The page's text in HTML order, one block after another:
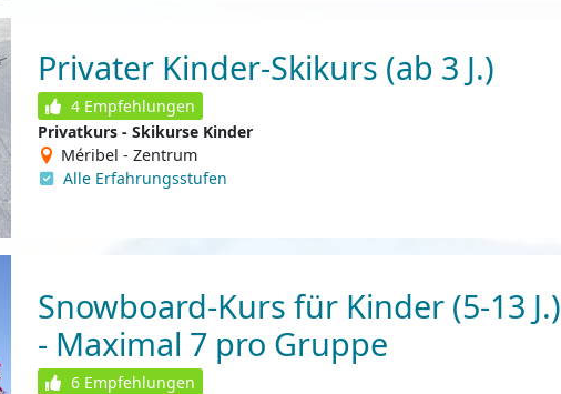
Privater Kinder-Skikurs (ab 3 J.)
4Empfehlungen
Privatkurs - Skikurse Kinder
Méribel - Zentrum
Alle Erfahrungsstufen
Snowboard-Kurs für Kinder (5-13 J.)
- Maximal 7 pro Gruppe
6Empfehlungen